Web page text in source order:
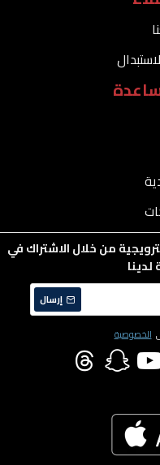
من خلال الاشتراك في
لدينا
إرسال
الخصوصية